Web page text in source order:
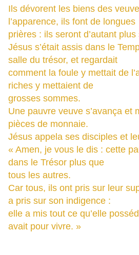
Ils dévorent les biens des
l’apparence, ils font de longues
prières : ils seront d’autant
Jésus s’était assis dans le
salle du trésor, et regardait
comment la foule y mettait de
riches y mettaient de
grosses sommes.
Une pauvre veuve s’avança et
pièces de monnaie.
Jésus appela ses disciples et
« Amen, je vous le dis : cette
dans le Trésor plus que
tous les autres.
Car tous, ils ont pris sur leur
a pris sur son indigence :
elle a mis tout ce qu’elle
avait pour vivre. »